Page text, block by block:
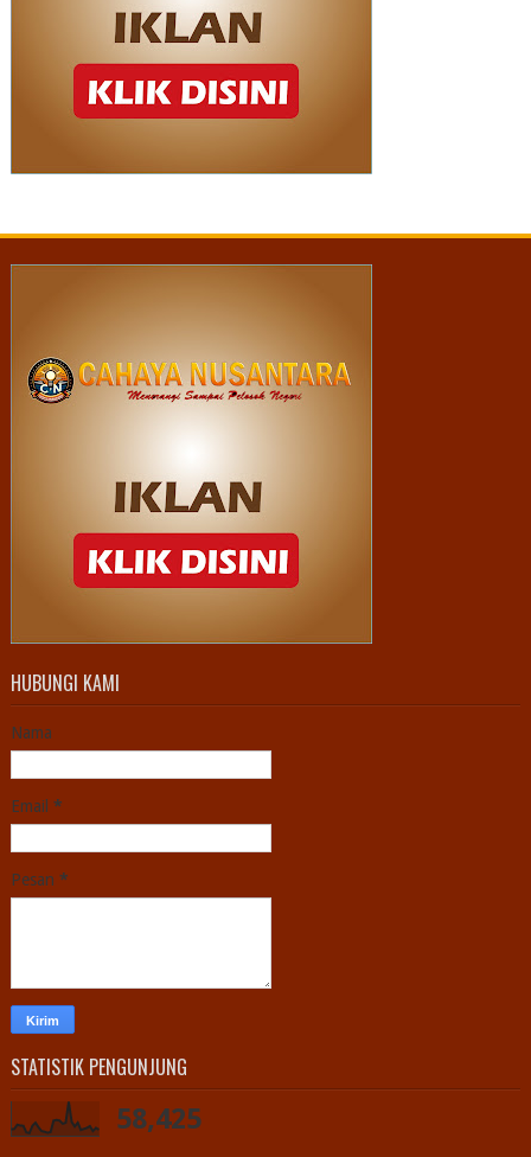
HUBUNGI KAMI
Nama
Email *
Pesan *
STATISTIK PENGUNJUNG
58,425